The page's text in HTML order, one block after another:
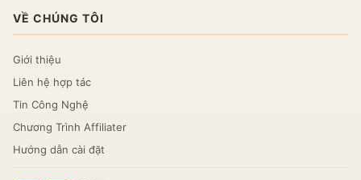
VỀ CHÚNG TÔI
Giới thiệu
Liên hệ hợp tác
Tin Công Nghệ
Chương Trình Affiliater
Hướng dẫn cài đặt